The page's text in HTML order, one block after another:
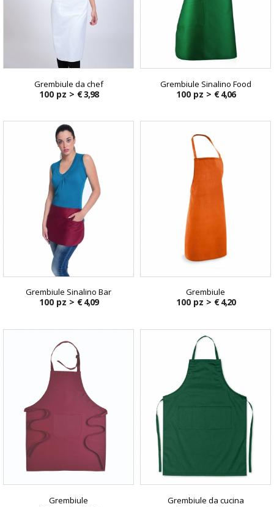
Grembiule da chef
100 pz > € 3,98
Grembiule Sinalino Food
100 pz > € 4,06
Grembiule Sinalino Bar
100 pz > € 4,09
Grembiule
100 pz > € 4,20
Grembiule Grembiule da cucina